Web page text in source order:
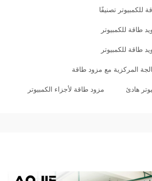
تصنيفًا
طاقة للكمبيوتر
طاقة للكمبيوتر
المركزية مع مزود طاقة
هادئ مزود طاقة لأجزاء الكمبيوتر